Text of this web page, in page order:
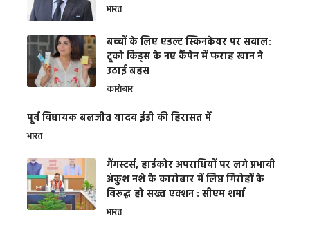
भारत
बच्चों के लिए एडल्ट स्किनकेयर पर सवाल:
टूको किड्स के नए कैंपेन में फराह खान ने
उठाई बहस
कारोबार
पूर्व विधायक बलजीत यादव ईडी की हिरासत में
भारत
गैंगस्टर्स, हार्डकोर अपराधियों पर लगे प्रभावी
अंकुश नशे के कारोबार में लिप्त गिरोहों के
विरूद्ध हो सख्त एक्शन : सीएम शर्मा
भारत